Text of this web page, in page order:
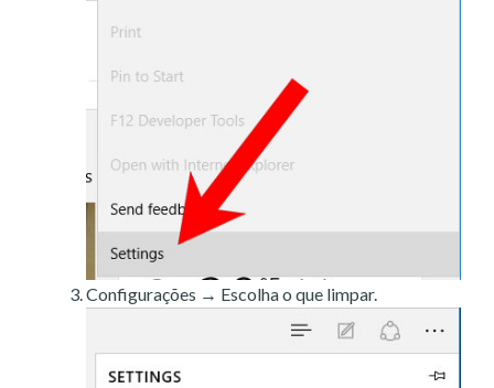
Configurações → Escolha o que limpar.